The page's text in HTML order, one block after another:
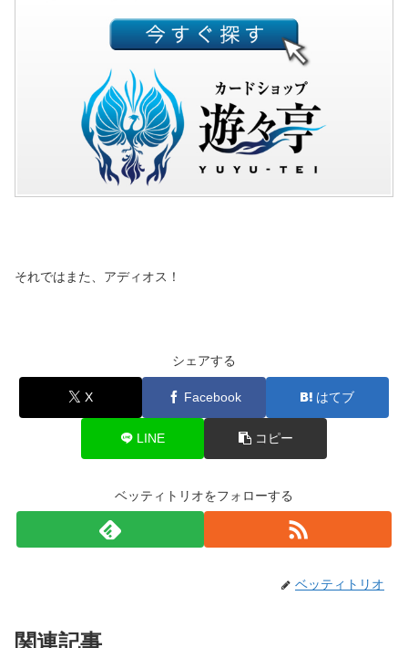
それではまた、アディオス！
シェアする
X Facebook はてブ
LINE コピー
ベッティトリオをフォローする
ベッティトリオ
関連記事